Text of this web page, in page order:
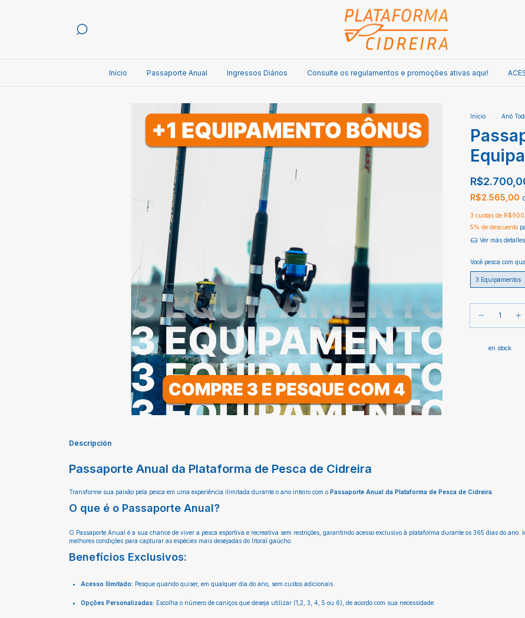
Início Passaporte Anual Ingressos Diários Consulte os regulamentos e promoções ativas aqui!
Inicio Anõ
R$2.565,00
3 cuotas de
5% de descuento
Ver más detalles
Você pesca com
3 Equipamentos
en stock
Descripción
Passaporte Anual da Plataforma de Pesca de Cidreira
Transforme sua paixão pela pesca em uma experiência ilimitada durante o ano inteiro com o Passaporte Anual da Plataforma de Pesca de Cidreira
O que é o Passaporte Anual?
O Passaporte Anual é a sua chance de viver a pesca esportiva e recreativa sem restrições, garantindo acesso exclusivo à plataforma durante os 365 dias do
melhores condições para capturar as espécies mais desejadas do litoral gaúcho.
Benefícios Exclusivos:
Acesso Ilimitado: Pesque quando quiser, em qualquer dia do ano, sem custos adicionais.
Opções Personalizadas: Escolha o número de caniços que deseja utilizar (1,2, 3, 4, 5 ou 6), de acordo com sua necessidade.